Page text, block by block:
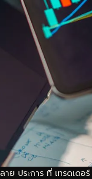
ย ประการ ที่ เทรดเด